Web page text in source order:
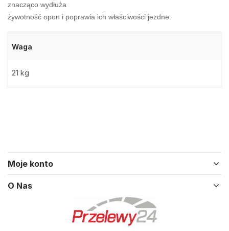
znacząco wydłuża
żywotność opon i poprawia ich właściwości jezdne.
Waga
21 kg
Moje konto
O Nas